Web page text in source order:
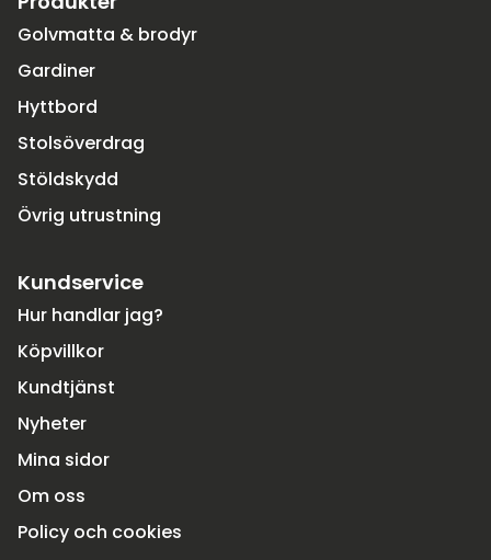
Golvmatta & brodyr
Gardiner
Hyttbord
Stolsöverdrag
Stöldskydd
Övrig utrustning
Kundservice
Hur handlar jag?
Köpvillkor
Kundtjänst
Nyheter
Mina sidor
Om oss
Policy och cookies